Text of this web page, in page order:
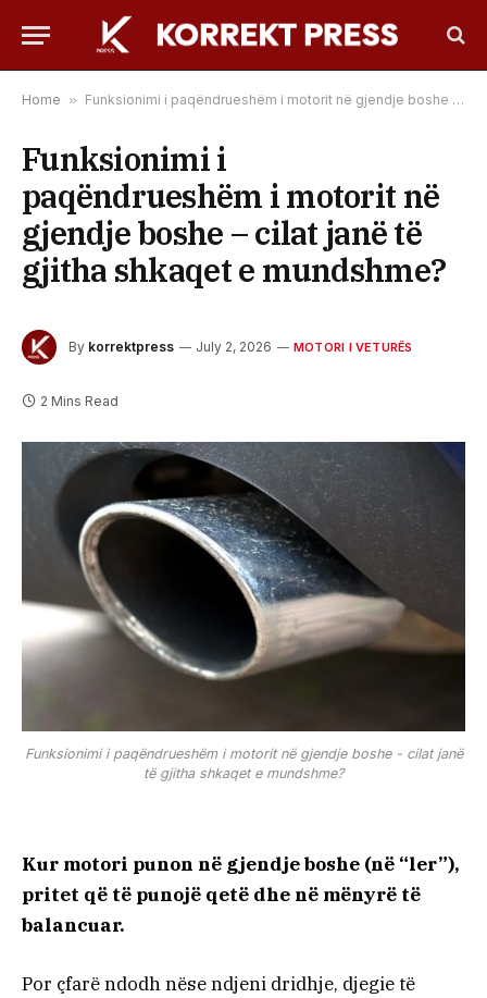
Home » Funksionimi i paqëndrueshëm i motorit në gjendje boshe – cilat janë të gjitha shkaqet e mundshme?
Funksionimi i
paqëndrueshëm i motorit në
gjendje boshe – cilat janë të
gjitha shkaqet e mundshme?
By korrektpress July 2, 2026 MOTORI I VETURËS
2 Mins Read
Funksionimi i paqëndrueshëm i motorit në gjendje boshe - cilat janë
të gjitha shkaqet e mundshme?
Kur motori punon në gjendje boshe (në “ler”),
pritet që të punojë qetë dhe në mënyrë të
balancuar.
Por çfarë ndodh nëse ndjeni dridhje, djegie të